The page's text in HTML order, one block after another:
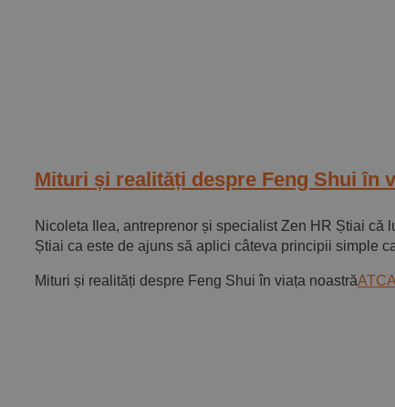
Mituri și realități despre Feng Shui în
Nicoleta Ilea, antreprenor și specialist Zen HR Știai că
Știai ca este de ajuns să aplici câteva principii simple
Mituri și realități despre Feng Shui în viața noastrăATCA